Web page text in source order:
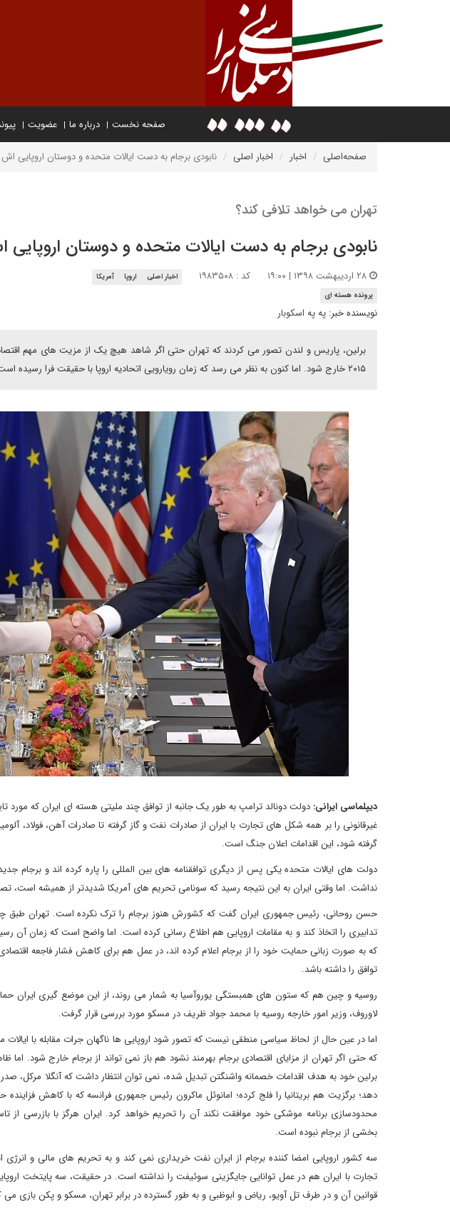
صفحه نخست درباره ما عضویت
صفحه‌اصلی اخبار اخبار اصلی نابودی برجام به دست ایالات متحده و دوستان اروپایی اش
تهران می خواهد تلافی کند؟
نابودی برجام به دست ایالات متحده و دوستان
کد : ۱۹۸۳۵۰۸ اخبار اصلی اروپا
آمریکا
پرونده هسته ای
نویسنده خبر: په په اسکوبار
برلین، پاریس و لندن تصور می کردند که تهران حتی اگر شاهد هیچ یک از مزیت های مهم
۲۰۱۵ خارج شود. اما کنون به نظر می رسد که زمان رویارویی اتحادیه اروپا با حقیقت فرا رسیده است.
دیپلماسی ایرانی: دولت دونالد ترامپ به طور یک جانبه از توافق چند ملیتی هسته ای ایران که مورد
غیرقانونی را بر همه شکل های تجارت با ایران از صادرات نفت و گاز گرفته تا صادرات آهن، فولاد،
گرفته شود، این اقدامات اعلان جنگ است.
دولت های ایالات متحده یکی پس از دیگری توافقنامه های بین المللی را پاره کرده اند و برجام
نداشت. اما وقتی ایران به این نتیجه رسید که سونامی تحریم های آمریکا شدیدتر از همیشه است،
که به صورت زبانی حمایت خود را از برجام اعلام کرده اند، در عمل هم برای کاهش فشار فاجعه
توافق را داشته باشد.
روسیه و چین هم که ستون های همبستگی یوروآسیا به شمار می روند، از این موضع گیری ایران
لاوروف، وزیر امور خارجه روسیه با محمد جواد ظریف در مسکو مورد بررسی قرار گرفت.
اما در عین حال از لحاظ سیاسی منطقی نیست که تصور شود اروپایی ها ناگهان جرات مقابله با
که حتی اگر تهران از مزایای اقتصادی برجام بهرمند نشود هم باز نمی تواند از برجام خارج شود.
برلین خود به هدف اقدامات خصمانه واشنگتن تبدیل شده، نمی توان انتظار داشت که آنگلا مرکل، صدر
دهد؛ برگزیت هم بریتانیا را فلج کرده؛ امانوئل ماکرون رئیس جمهوری فرانسه که با کاهش
محدودسازی برنامه موشکی خود موافقت نکند آن را تحریم خواهد کرد. ایران هرگز با بازرسی
بخشی از برجام نبوده است.
سه کشور اروپایی امضا کننده برجام از ایران نفت خریداری نمی کند و به تحریم های مالی و انرژی
تجارت با ایران هم در عمل توانایی جایگزینی سوئیفت را نداشته است. در حقیقت، سه پایتخت
قوانین آن و در طرف تل آویو، ریاض و ابوظبی و به طور گسترده در برابر تهران، مسکو و پکن بازی می